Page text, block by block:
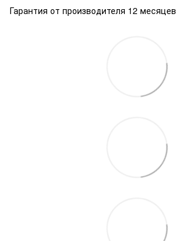
Гарантия от производителя 12 месяцев